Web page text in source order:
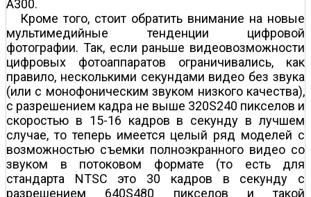
A300.
Кроме того, стоит обратить внимание на новые
мультимедийные тенденции цифровой
фотографии. Так, если раньше видеовозможности
цифровых фотоаппаратов ограничивались, как
правило, несколькими секундами видео без звука
(или с монофоническим звуком низкого качества),
с разрешением кадра не выше 320Ѕ240 пикселов и
скоростью в 15-16 кадров в секунду в лучшем
случае, то теперь имеется целый ряд моделей с
возможностью съемки полноэкранного видео со
звуком в потоковом формате (то есть для
стандарта NTSC это 30 кадров в секунду с
разрешением 640Ѕ480 пикселов и такой